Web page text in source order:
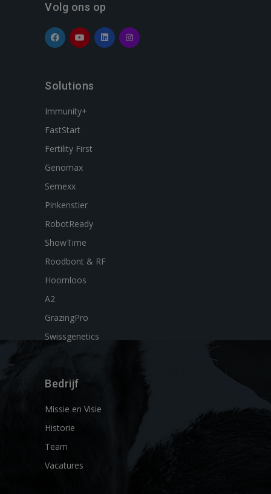
Volg ons op
Solutions
Immunity+
FastStart
Fertility First
Genomax
Semexx
Pinkenstier
RobotReady
ShowTime
Roodbont & RF
Hoornloos
A2
GrazingPro
Swissgenetics
Bedrijf
Missie en Visie
Historie
Team
Vacatures